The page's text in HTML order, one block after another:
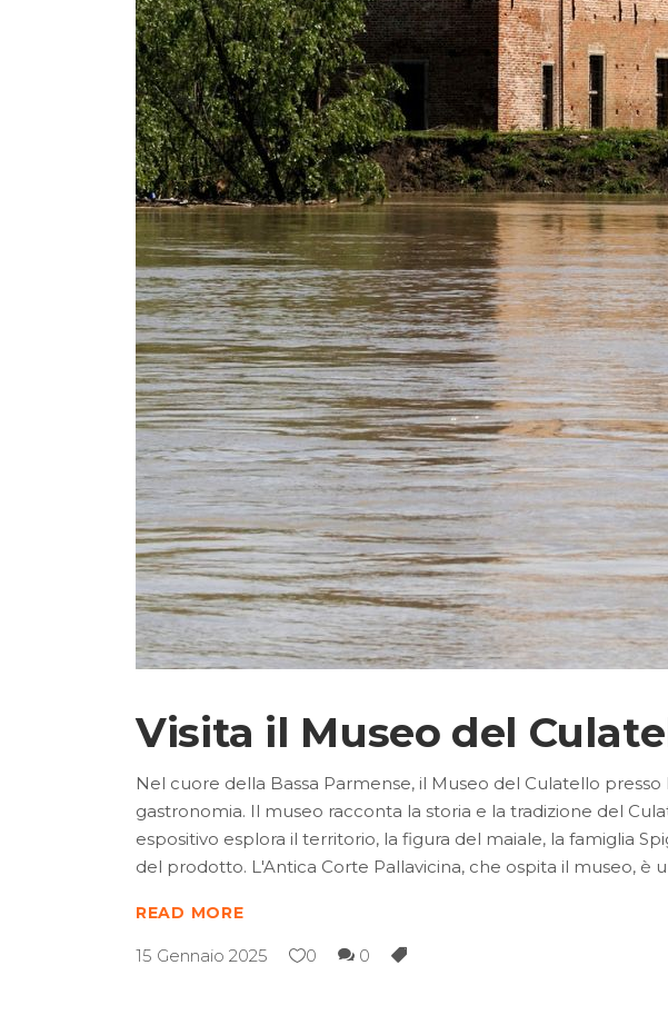
Visita il Museo del
Nel cuore della Bassa Parmense, il Museo del Culatello
gastronomia. Il museo racconta la storia e la tradizione del
espositivo esplora il territorio, la figura del maiale, la famiglia
del prodotto. L'Antica Corte Pallavicina, che ospita il museo, è
READ MORE
15 Gennaio 2025 0 0